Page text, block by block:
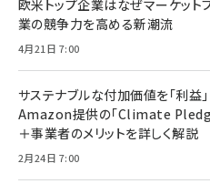
欧米トップ企業はなぜマーケッ
業の競争力を高める新潮流
4月21日 7:00
サステナブルな付加価値を「利益
Amazon提供の「Climate
＋事業者のメリットを詳しく解説
2月24日 7:00